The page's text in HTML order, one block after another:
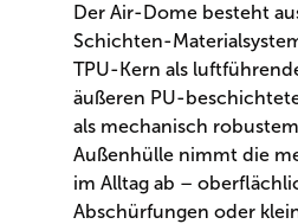
Der Air-Dome besteht
Schichten-
TPU-Kern als
äußeren PU-
als mechanisch
Außenhülle nimmt die
im Alltag ab –
Abschürfungen oder